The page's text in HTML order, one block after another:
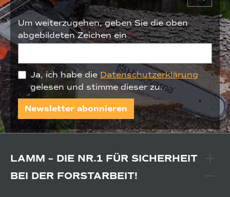
Um weiterzugehen, geben Sie die oben
abgebildeten Zeichen ein*
Ja, ich habe die Datenschutzerklärung
gelesen und stimme dieser zu.
Newsletter abonnieren
LAMM – DIE NR.1 FÜR SICHERHEIT
BEI DER FORSTARBEIT!